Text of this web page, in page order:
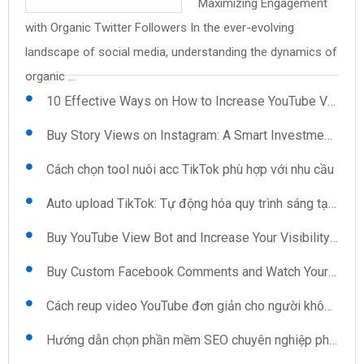
Uploader: Features You
Can't Ignore .cs59BBC98{text-align:left;text-
indent:0pt;margin:12pt 0pt 12pt ...
Maximizing Engagement
with Organic Twitter Followers In the ever-evolving
landscape of social media, understanding the dynamics of
organic ...
mềm quét số điện thoại
trên Google Map Trong thời đại số hóa hiện nay, việc thu
thập ...
pháp cho những ai ngại
giao tiếp Khi xã hội ngày càng phát triển, việc kết nối và ...
Save Time and Effort on
Video Uploads In the fast-paced world of content
creation, efficiency is key, especially when it ...
and Views: The Secret to
Instant Credibility In today's digital landscape, having a
robust presence on platforms like ...
Reup video YouTube: Kỹ thuật và mẹo
10 Effective Ways on How to Increase YouTube Views Automatically
Buy Story Views on Instagram: A Smart Investment for Growth
Cách chọn tool nuôi acc TikTok phù hợp với nhu cầu
Auto upload TikTok: Tự động hóa quy trình sáng tạo nội dung
Buy YouTube View Bot and Increase Your Visibility Now
Buy Custom Facebook Comments and Watch Your Interaction Soar
Cách reup video YouTube đơn giản cho người không chuyên
Hướng dẫn chọn phần mềm SEO chuyên nghiệp phù hợp cho doanh nghiệp